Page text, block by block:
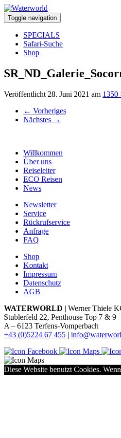
Toggle navigation
SPECIALS
Safari-Suche
Shop
Veröffentlicht 28. Juni 2021 am 1350
← Vorheriges
Nächstes →
Willkommen
Über uns
Reiseleiter
ECO Reisen
News
Newsletter
Service
Rückrufservice
Anfrage
FAQ
Shop
Kontakt
Impressum
Datenschutz
AGB
WATERWORLD | Werner Thiele
Stublerfeld 22, Penthouse Top 7 & 9
A – 6123 Terfens-Vomperbach
+43 (0)5224 67 455 |
Diese Website benutzt Cookies.